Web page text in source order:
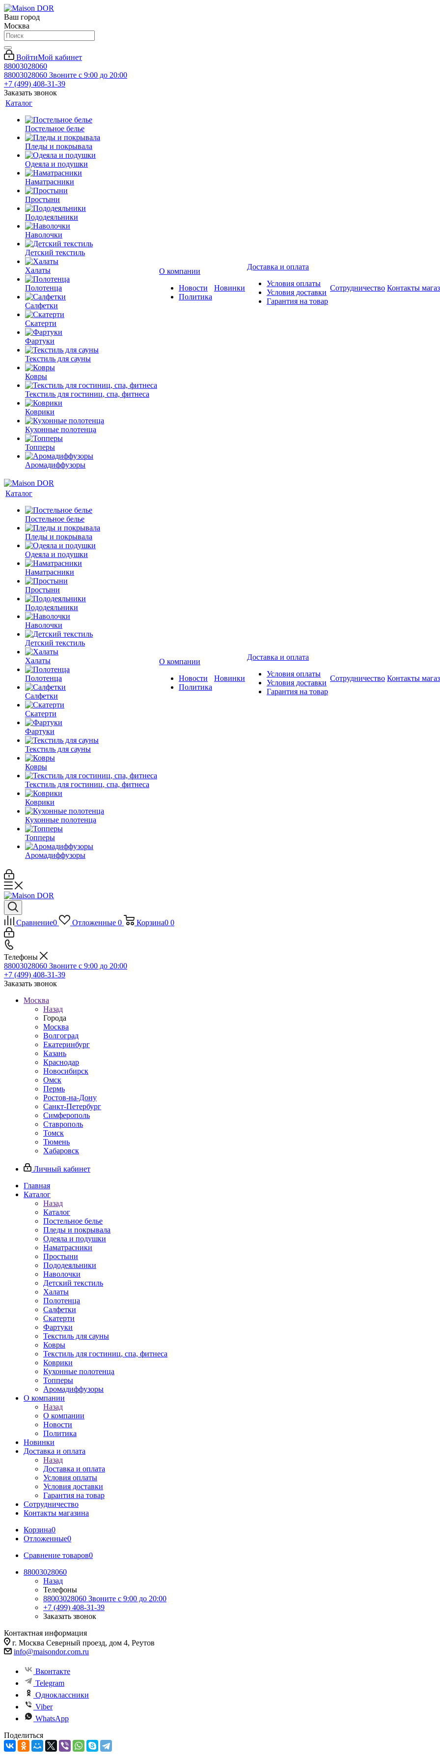
Ваш город
Москва
ВойтиМой кабинет
88003028060
88003028060 Звоните с 9:00 до 20:00
+7 (499) 408-31-39
Заказать звонок
Каталог
Постельное белье
Пледы и покрывала
Одеяла и подушки
Наматрасники
Простыни
Пододеяльники
Наволочки
Детский текстиль
Халаты
Полотенца
Салфетки
Скатерти
Фартуки
Текстиль для сауны
Ковры
Текстиль для гостиниц, спа, фитнеса
Коврики
Кухонные полотенца
Топперы
Аромадиффузоры
О компании
Новости
Политика
Новинки
Доставка и оплата
Условия оплаты
Условия доставки
Гарантия на товар
Сотрудничество Контакты
Каталог
Постельное белье
Пледы и покрывала
Одеяла и подушки
Наматрасники
Простыни
Пододеяльники
Наволочки
Детский текстиль
Халаты
Полотенца
Салфетки
Скатерти
Фартуки
Текстиль для сауны
Ковры
Текстиль для гостиниц, спа, фитнеса
Коврики
Кухонные полотенца
Топперы
Аромадиффузоры
О компании
Новости
Политика
Новинки
Доставка и оплата
Условия оплаты
Условия доставки
Гарантия на товар
Сотрудничество Контакты
Сравнение0 Отложенные 0 Корзина0 0
Телефоны
88003028060 Звоните с 9:00 до 20:00
+7 (499) 408-31-39
Заказать звонок
Москва
Назад
Города
Москва
Волгоград
Екатеринбург
Казань
Краснодар
Новосибирск
Омск
Пермь
Ростов-на-Дону
Санкт-Петербург
Симферополь
Ставрополь
Томск
Тюмень
Хабаровск
Личный кабинет
Главная
Каталог
Назад
Каталог
Постельное белье
Пледы и покрывала
Одеяла и подушки
Наматрасники
Простыни
Пододеяльники
Наволочки
Детский текстиль
Халаты
Полотенца
Салфетки
Скатерти
Фартуки
Текстиль для сауны
Ковры
Текстиль для гостиниц, спа, фитнеса
Коврики
Кухонные полотенца
Топперы
Аромадиффузоры
О компании
Назад
О компании
Новости
Политика
Новинки
Доставка и оплата
Назад
Доставка и оплата
Условия оплаты
Условия доставки
Гарантия на товар
Сотрудничество
Контакты магазина
Корзина0
Отложенные0
Сравнение товаров0
88003028060
Назад
Телефоны
88003028060 Звоните с 9:00 до 20:00
+7 (499) 408-31-39
Заказать звонок
Контактная информация
г. Москва Северный проезд, дом 4, Реутов
info@maisondor.com.ru
Вконтакте
Telegram
Одноклассники
Viber
WhatsApp
Поделиться